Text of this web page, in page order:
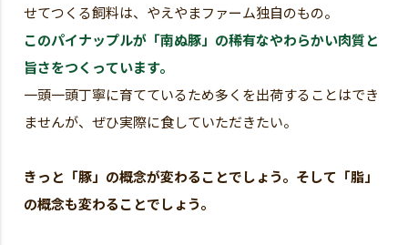
せてつくる飼料は、やえやまファーム独自のもの。
このパイナップルが「南ぬ豚」の稀有なやわらかい肉質と
旨さをつくっています。
一頭一頭丁寧に育てているため多くを出荷することはでき
ませんが、ぜひ実際に食していただきたい。
きっと「豚」の概念が変わることでしょう。そして「脂」
の概念も変わることでしょう。